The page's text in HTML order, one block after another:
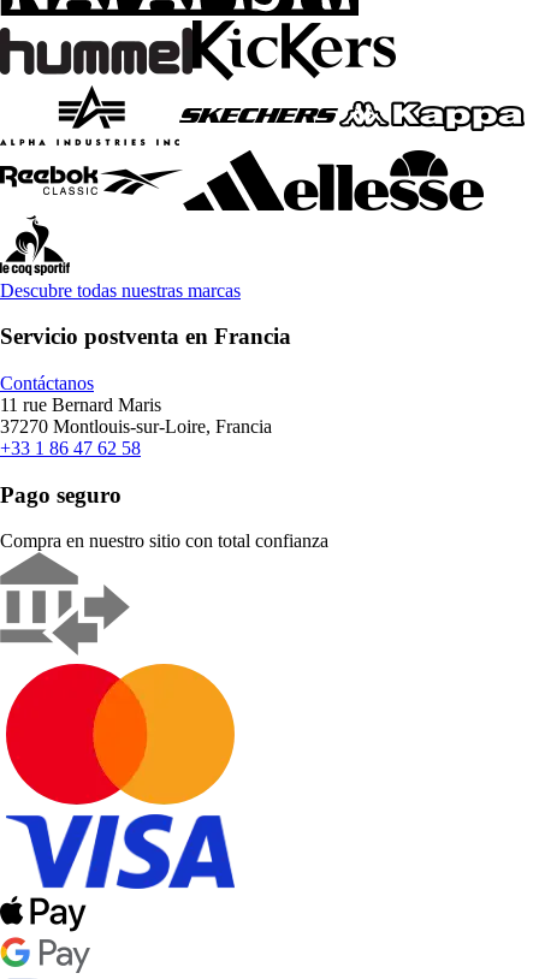
Descubre todas nuestras marcas
Servicio postventa en Francia
Contáctanos
11 rue Bernard Maris
37270 Montlouis-sur-Loire, Francia
+33 1 86 47 62 58
Pago seguro
Compra en nuestro sitio con total confianza